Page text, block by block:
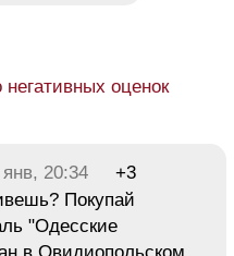
оценок
янв, 20:34
+3
Покупай
"Одесские
в Овидиопольском